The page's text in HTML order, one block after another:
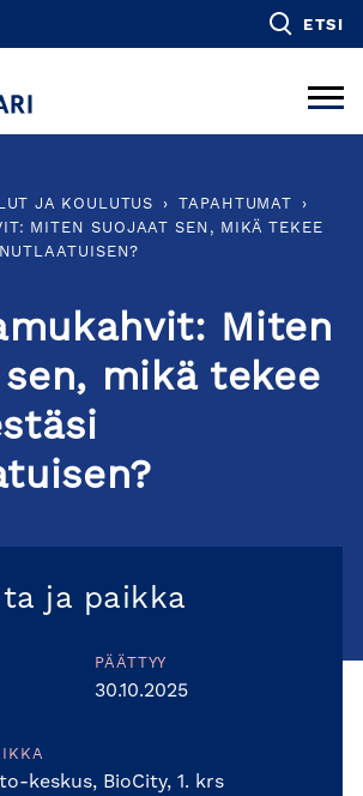
ETSI
JA KOULUTUS › TAPAHTUMAT
›
MITEN SUOJAAT SEN, MIKÄ TEKEE
Miten
mikä tekee
ja paikka
PÄÄTTYY
30.10.2025
keskus, BioCity, 1. krs